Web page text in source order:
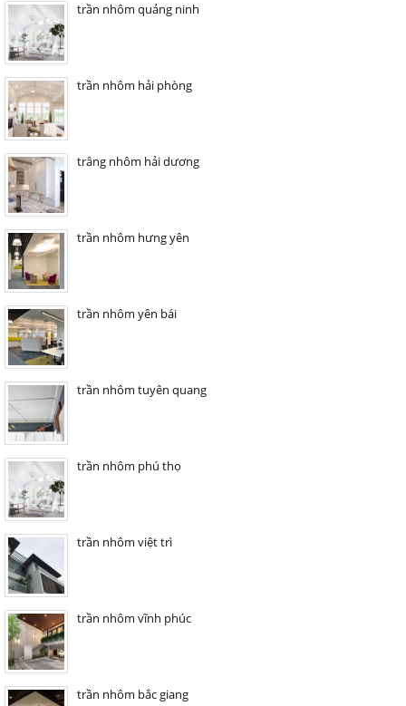
trần nhôm quảng ninh
trần nhôm hải phòng
trâng nhôm hải dương
trần nhôm hưng yên
trần nhôm yên bái
trần nhôm tuyên quang
trần nhôm phú thọ
trần nhôm việt trì
trần nhôm vĩnh phúc
trần nhôm bắc giang